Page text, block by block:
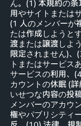
ん。(1) 本規約の
用やサイトまたは
(1 人のメンバーが
たは作成しようと
渡または譲渡しよ
限定されません)、
トまたはサービス
サービスの利用、
カウントの休眠 (
いせつな内容の投
メンバーのアカウ
権やパブリシティ